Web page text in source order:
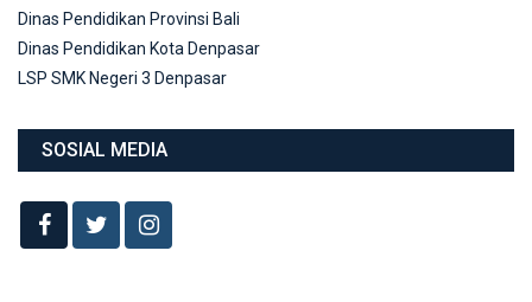
Dinas Pendidikan Provinsi Bali
Dinas Pendidikan Kota Denpasar
LSP SMK Negeri 3 Denpasar
SOSIAL MEDIA